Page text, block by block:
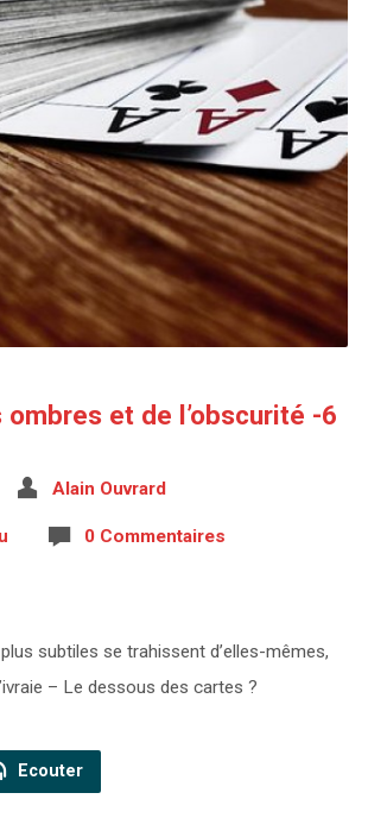
ombres et de l’obscurité -6
Alain Ouvrard
0 Commentaires
subtiles se trahissent d’elles-mêmes,
– Le dessous des cartes ?
Ecouter